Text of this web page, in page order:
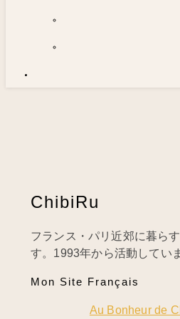
ChibiRu
フランス・パリ近郊に暮ら
す。1993年から活動してい
Mon Site Français
Au Bonheur de